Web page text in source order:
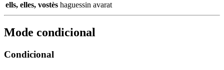
ells, elles, vostès haguessin avarat
Mode condicional
Condicional